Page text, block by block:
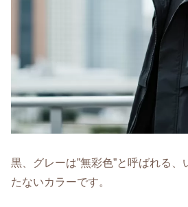
黒、グレーは”無彩色”と呼ばれる
たないカラーです。